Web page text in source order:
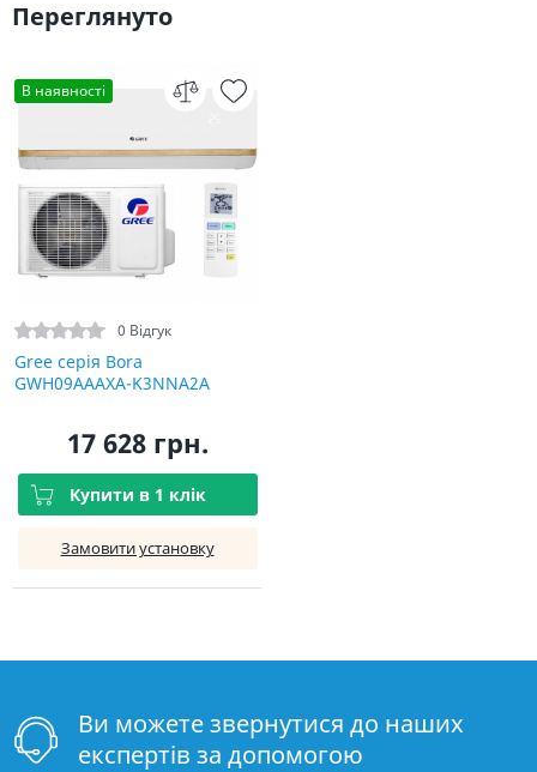
Переглянуто
В наявності
0 Відгук
Gree серія Bora
GWH09AAAXA-K3NNA2A
17 628 грн.
Купити в 1 клік
Замовити установку
Ви можете звернутися до наших
експертів за допомогою